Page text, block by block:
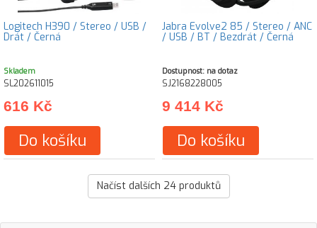
Logitech H390 / Stereo / USB /
Drát / Černá
Skladem
SL202611015
616 Kč
Do košíku
Jabra Evolve2 85 / Stereo / ANC
/ USB / BT / Bezdrát / Černá
Dostupnost: na dotaz
SJ2168228005
9 414 Kč
Do košíku
Načíst dalších 24produktů